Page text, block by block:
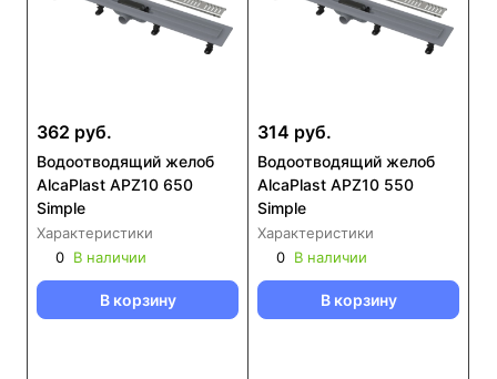
362 руб.
Водоотводящий желоб
AlcaPlast APZ10 650
Simple
Характеристики
0 В наличии
В корзину
314 руб.
Водоотводящий желоб
AlcaPlast APZ10 550
Simple
Характеристики
0 В наличии
В корзину